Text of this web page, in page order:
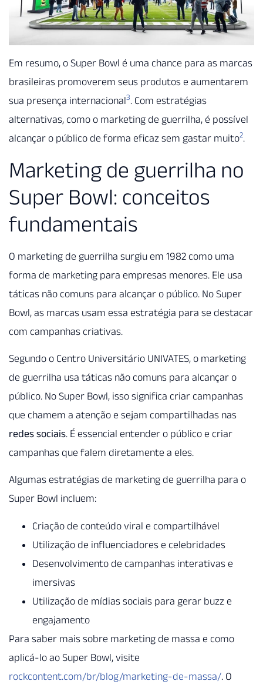
Em resumo, o Super Bowl é uma chance para as marcas
brasileiras promoverem seus produtos e aumentarem
sua presença internacional3. Com estratégias
alternativas, como o marketing de guerrilha, é possível
alcançar o público de forma eficaz sem gastar muito2.
Marketing de guerrilha no
Super Bowl: conceitos
fundamentais
O marketing de guerrilha surgiu em 1982 como uma
forma de marketing para empresas menores. Ele usa
táticas não comuns para alcançar o público. No Super
Bowl, as marcas usam essa estratégia para se destacar
com campanhas criativas.
Segundo o Centro Universitário UNIVATES, o marketing
de guerrilha usa táticas não comuns para alcançar o
público. No Super Bowl, isso significa criar campanhas
que chamem a atenção e sejam compartilhadas nas
redes sociais. É essencial entender o público e criar
campanhas que falem diretamente a eles.
Algumas estratégias de marketing de guerrilha para o
Super Bowl incluem:
Criação de conteúdo viral e compartilhável
Utilização de influenciadores e celebridades
Desenvolvimento de campanhas interativas e
imersivas
Utilização de mídias sociais para gerar buzz e
engajamento
Para saber mais sobre marketing de massa e como
aplicá-lo ao Super Bowl, visite
rockcontent.com/br/blog/marketing-de-massa/. O